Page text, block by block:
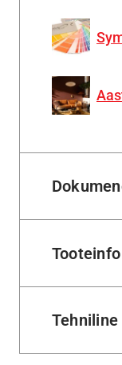
Tooteinfo